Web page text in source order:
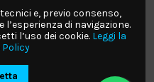
e, previo consenso,
di navigazione.
l’uso dei cookie. Leggi la
Policy